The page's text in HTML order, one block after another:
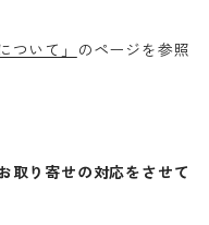
ついて」
のページを参照
取り寄せの対応をさせて